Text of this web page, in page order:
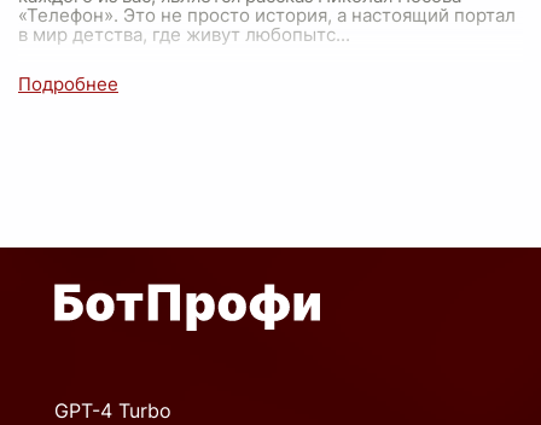
«Телефон». Это не просто история, а настоящий портал
в мир детства, где живут любопытс...
GPT-4 Turbo